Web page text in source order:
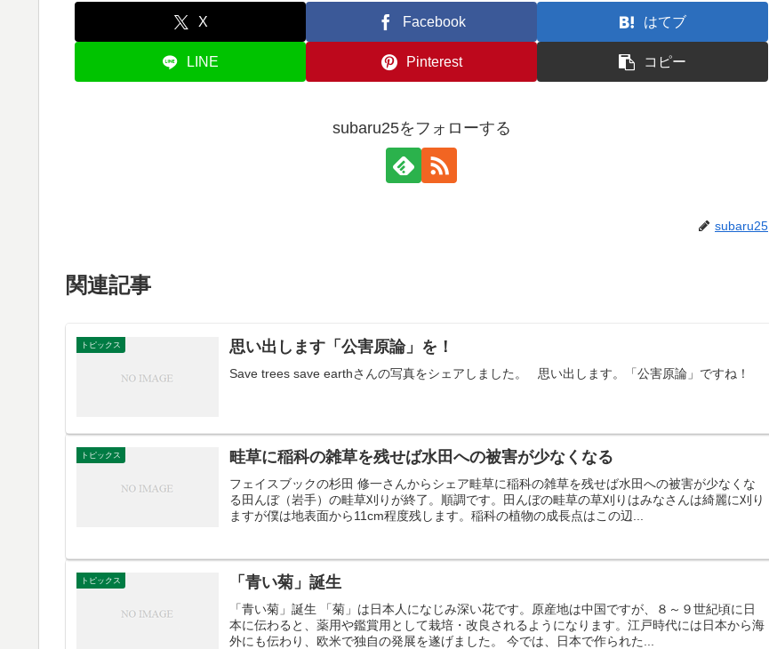
X Facebook はてブ
LINE Pinterest コピー
subaru25をフォローする
subaru25
関連記事
トピックス 思い出します「公害原論」を！
Save trees save earthさんの写真をシェアしました。 思い出します。「公害原論」ですね！
トピックス 畦草に稲科の雑草を残せば水田への被害が少なくなる
フェイスブックの杉田 修一さんからシェア畦草に稲科の雑草を残せば水田への被害が少なくな
る田んぼ（岩手）の畦草刈りが終了。順調です。田んぼの畦草の草刈りはみなさんは綺麗に刈り
ますが僕は地表面から11cm程度残します。稲科の植物の成長点はこの辺...
トピックス 「青い菊」誕生
「青い菊」誕生 「菊」は日本人になじみ深い花です。原産地は中国ですが、８～９世紀頃に日
本に伝わると、薬用や鑑賞用として栽培・改良されるようになります。江戸時代には日本から海
外にも伝わり、欧米で独自の発展を遂げました。 今では、日本で作られた...